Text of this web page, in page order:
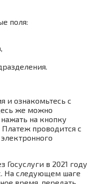
поля:
и ознакомьтесь с
же можно
нажать на кнопку
проводится с
в 2021 году
На следующем шаге